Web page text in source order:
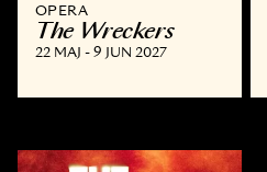
OPERA
The Wreckers
22 MAJ - 9 JUN 2027